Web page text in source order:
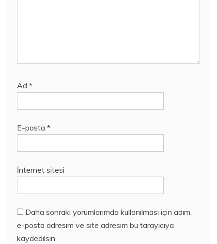
Ad *
E-posta *
İnternet sitesi
Daha sonraki yorumlarımda kullanılması için adım,
e-posta adresim ve site adresim bu tarayıcıya
kaydedilsin.